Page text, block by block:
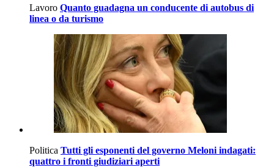
Lavoro Quanto guadagna un conducente di autobus di
linea o da turismo
Politica Tutti gli esponenti del governo Meloni indagati:
quattro i fronti giudiziari aperti